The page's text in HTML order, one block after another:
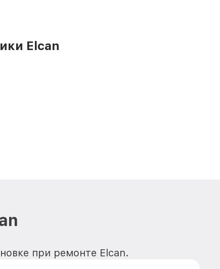
Elcan
при ремонте Elcan.